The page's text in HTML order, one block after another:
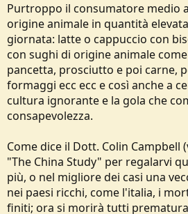
Purtroppo il consumatore medio
origine animale in quantità
giornata: latte o cappuccio con
con sughi di origine animale
pancetta, prosciutto e poi carne,
formaggi ecc ecc e così anche a
cultura ignorante e la gola che
consapevolezza.
Come dice il Dott. Colin Campbell
"The China Study" per regalarvi
più, o nel migliore dei casi una
nei paesi ricchi, come l'italia, i
finiti; ora si morirà tutti